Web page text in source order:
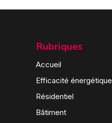
Rubriques
Accueil
Efficacité énergétique
Résidentiel
Bâtiment